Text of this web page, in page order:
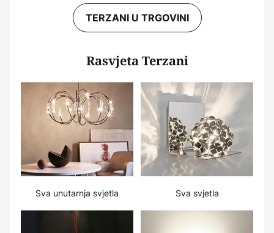
TERZANI U TRGOVINI
Rasvjeta Terzani
Sva unutarnja svjetla Sva svjetla